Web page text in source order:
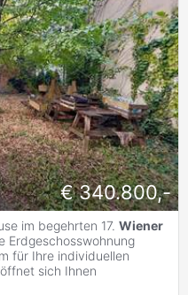
€ 340.800,-
im begehrten 17. Wiener
Erdgeschosswohnung
für Ihre individuellen
sich Ihnen